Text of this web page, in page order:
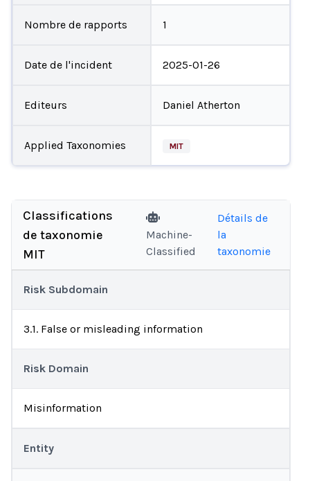
Nombre de rapports 1
Date de l'incident 2025-01-26
Editeurs Daniel Atherton
Applied Taxonomies MIT
Classifications
de taxonomie
MIT
Machine-
Classified
Détails de
la
taxonomie
Risk Subdomain
3.1. False or misleading information
Risk Domain
Misinformation
Entity